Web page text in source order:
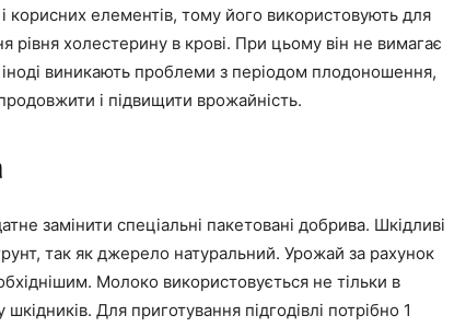
і корисних елементів, тому його використовують для
холестерину в крові. При цьому він не вимагає
виникають проблеми з періодом плодоношення,
і підвищити врожайність.
замінити спеціальні пакетовані добрива. Шкідливі
так як джерело натуральний. Урожай за рахунок
Молоко використовується не тільки в
Для приготування підгодівлі потрібно 1